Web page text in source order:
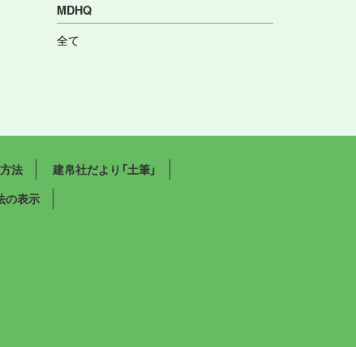
MDHQ
全て
法
建帛社だより「土筆」
の表示